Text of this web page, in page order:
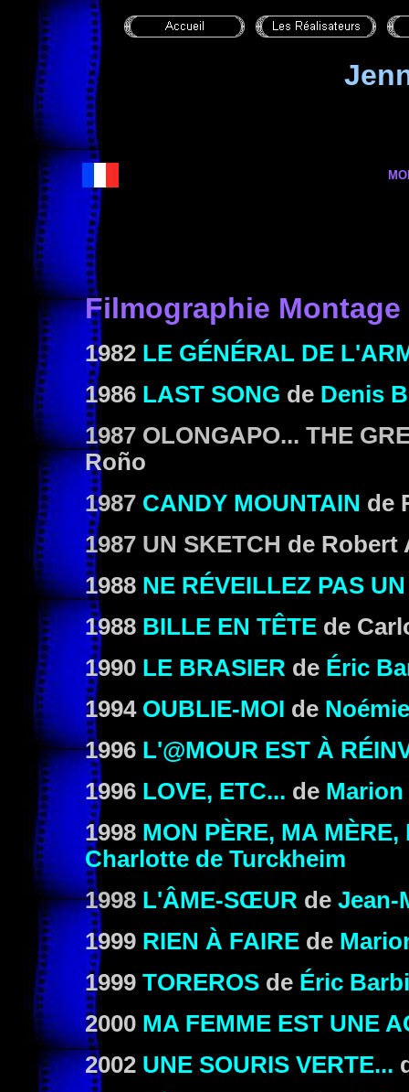
Filmographie Montage
1982 LE GÉNÉRAL DE
1986 LAST SONG de Denis
1987 OLONGAPO... THE
Roño
1987 CANDY MOUNTAIN de
1987 UN SKETCH de Robert
1988 NE RÉVEILLEZ PAS
1988 BILLE EN TÊTE de
1990 LE BRASIER de Éric
1994 OUBLIE-MOI de
1996 L'@MOUR EST À
1996 LOVE, ETC... de
1998 MON PÈRE, MA
Charlotte de Turckheim
1998 L'ÂME-SŒUR de Jean-
1999 RIEN À FAIRE de
1999 TOREROS de Éric
2000 MA FEMME EST UNE
2002 UNE SOURIS VERTE...